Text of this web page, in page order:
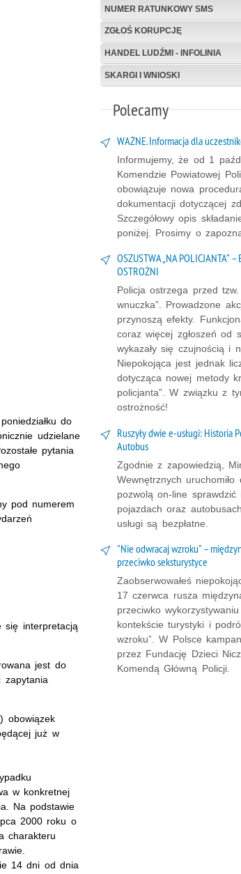
do
udzielane
pytania
pod numerem
się interpretacją
jest do
zapytania
obowiązek
już w
w konkretnej
Na podstawie
2000 roku o
charakteru
14 dni od dnia
NUMER RATUNKOWY SMS
ZGŁOŚ KORUPCJĘ
HANDEL LUDŹMI - INFOLINIA
SKARGI I WNIOSKI
Polecamy
WAŻNE. Informacja dla
Informujemy, że od 1
Komendzie Powiatowej
obowiązuje nowa
dokumentacji dotyczącej
Szczegółowy opis
poniżej. Prosimy o
OSZUSTWA „NA POLICJANTA”
OSTROŻNI
Policja ostrzega przed
wnuczka”. Prowadzone
przynoszą efekty.
coraz więcej zgłoszeń od
wykazały się czujnością i
Niepokojąca jest jednak
dotycząca nowej metody
policjanta”. W związku z
ostrożność!
Ruszyły dwie e-usługi: Historia
Autobus
Zgodnie z zapowiedzią,
Wewnętrznych uruchomiło
pozwolą on-line sprawdzić
pojazdach oraz
usługi są bezpłatne.
"Nie odwracaj wzroku" –
przeciwko seksturystyce
Zaobserwowałeś
17 czerwca rusza
przeciwko
kontekście turystyki i
wzroku”. W Polsce
przez Fundację Dzieci
Komendą Główną Policji.